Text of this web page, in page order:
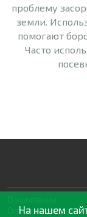
проблему
земли.
помогают
Часто
- До посева
Оптовая продажа
На нашем